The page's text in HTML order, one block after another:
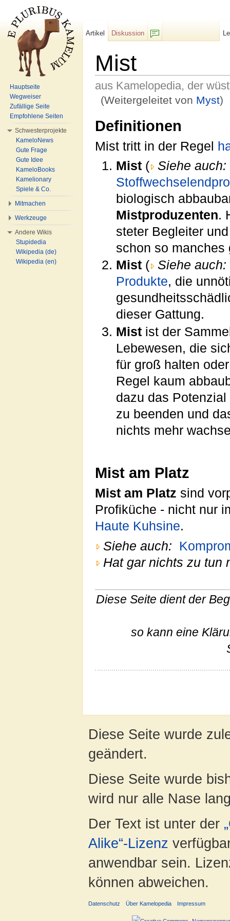
Mist
aus Kamelopedia, der
(Weitergeleitet von Myst)
Definitionen
Mist tritt in der Regel
Mist( Siehe auch:
biologisch
Mistproduzenten.
steter Begleiter
schon so manches
Mist( Siehe auch:
Produkte, die
dieser Gattung.
Mistist der
Lebewesen, die
für groß halten
Regel kaum
dazu das
zu beenden und
nichts mehr
Mist am Platz
Mist am Platz sind
Profiküche - nicht nur
Haute Kuhsine.
Siehe auch:
Hat gar nichts zu tun
Diese Seite dient der
so kann eine
Artikel
Diskussion
Hauptseite
Wegweiser
Zufällige Seite
Empfohlene Seiten
Schwesterprojekte
KameloNews
Gute Frage
Gute Idee
KameloBooks
Kamelionary
Spiele & Co.
Mitmachen
Werkzeuge
Andere Wikis
Stupidedia
Wikipedia (de)
Wikipedia (en)
Diese Seite wurde
geändert.
Diese Seite wurde
wird nur alle Nase
Der Text ist unter der
Alike“-Lizenz
anwendbar sein.
können abweichen.
Datenschutz Über Kamelopedia Impressum